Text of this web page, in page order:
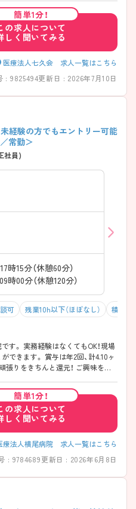
ください！
簡単1分！
の求人について
しく聞いてみる
医療法人七久会 求人一覧はこちら
: 9825494更新日 : 2026年7月10日
経験の方でもエントリー可能
常勤＞
社員)
時15分（休憩60分）
時00分（休憩120分）
可 残業10h以下（ほぼなし） 積極採
！現場
年2回、計4.10ヶ
ちんと還元！ ご興味をお
簡単1分！
の求人について
しく聞いてみる
療法人横尾病院 求人一覧はこちら
: 9784689更新日 : 2026年6月8日